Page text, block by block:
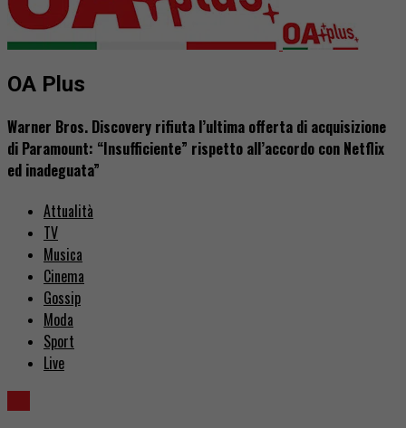
OA Plus
Warner Bros. Discovery rifiuta l’ultima offerta di acquisizione
di Paramount: “Insufficiente” rispetto all’accordo con Netflix
ed inadeguata”
Attualità
TV
Musica
Cinema
Gossip
Moda
Sport
Live